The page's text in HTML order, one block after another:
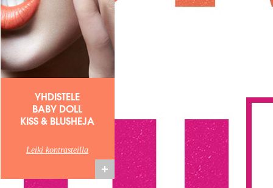
YHDISTELE
BABY DOLL
KISS & BLUSHEJA
Leiki kontrasteilla